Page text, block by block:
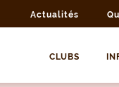
Actualités
CLUBS